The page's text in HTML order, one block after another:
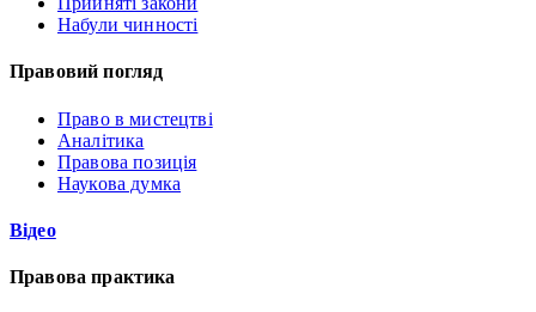
Набули чинності
Правовий погляд
Право в мистецтві
Аналітика
Правова позиція
Наукова думка
Відео
Правова практика